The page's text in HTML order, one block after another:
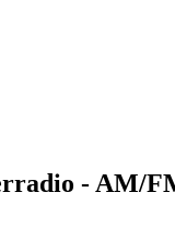
- AM/